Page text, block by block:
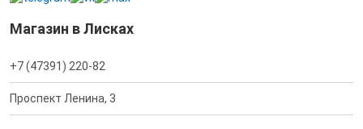
Магазин в Лисках
+7 (47391) 220-82
Проспект Ленина, 3